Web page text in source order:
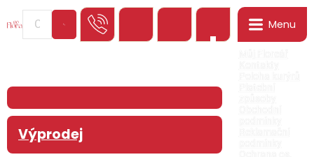
Menu
Výprodej